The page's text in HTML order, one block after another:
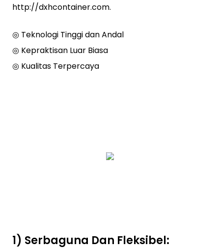
http://dxhcontainer.com.
◎ Teknologi Tinggi dan Andal
◎ Kepraktisan Luar Biasa
◎ Kualitas Terpercaya
1) Serbaguna Dan Fleksibel: